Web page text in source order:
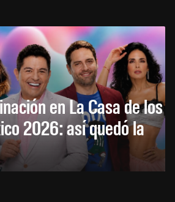
en La Casa de los
2026: así quedó la